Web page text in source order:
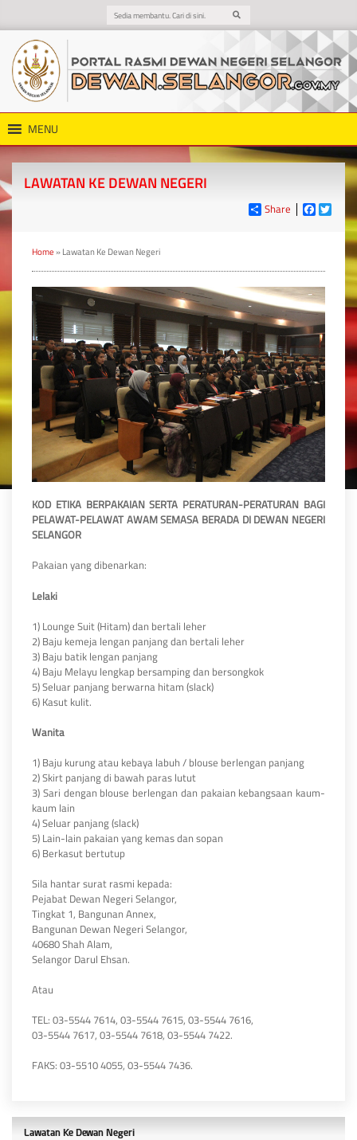
MENU
LAWATAN KE DEWAN NEGERI
Share
Home»Lawatan Ke Dewan Negeri
KOD ETIKA BERPAKAIAN SERTA PERATURAN-PERATURAN BAGI
PELAWAT-PELAWAT AWAM SEMASA BERADA DI DEWAN NEGERI
SELANGOR
Pakaian yang dibenarkan:
Lelaki
1) Lounge Suit (Hitam) dan bertali leher
2) Baju kemeja lengan panjang dan bertali leher
3) Baju batik lengan panjang
4) Baju Melayu lengkap bersamping dan bersongkok
5) Seluar panjang berwarna hitam (slack)
6) Kasut kulit.
Wanita
1) Baju kurung atau kebaya labuh / blouse berlengan panjang
2) Skirt panjang di bawah paras lutut
3) Sari dengan blouse berlengan dan pakaian kebangsaan kaum-
kaum lain
4) Seluar panjang (slack)
5) Lain-lain pakaian yang kemas dan sopan
6) Berkasut bertutup
Sila hantar surat rasmi kepada:
Pejabat Dewan Negeri Selangor,
Tingkat 1, Bangunan Annex,
Bangunan Dewan Negeri Selangor,
40680 Shah Alam,
Selangor Darul Ehsan.
Atau
TEL: 03-5544 7614, 03-5544 7615, 03-5544 7616,
03-5544 7617, 03-5544 7618, 03-5544 7422.
FAKS: 03-5510 4055, 03-5544 7436.
Lawatan Ke Dewan Negeri